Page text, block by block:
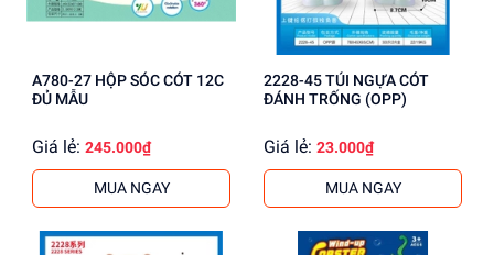
A780-27 HỘP SÓC CÓT 12C
ĐỦ MẪU
Giá lẻ: 245.000₫
MUA NGAY
2228-45 TÚI NGỰA CÓT
ĐÁNH TRỐNG (OPP)
Giá lẻ: 23.000₫
MUA NGAY